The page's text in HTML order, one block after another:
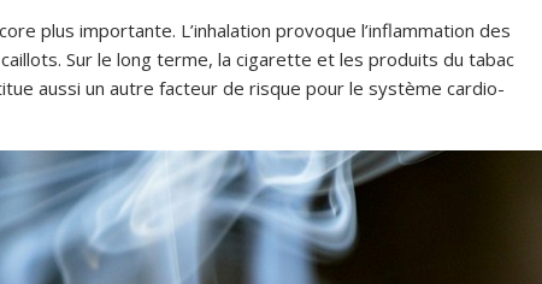
plus importante. L’inhalation provoque l’inflammation des
Sur le long terme, la cigarette et les produits du tabac
aussi un autre facteur de risque pour le système cardio-